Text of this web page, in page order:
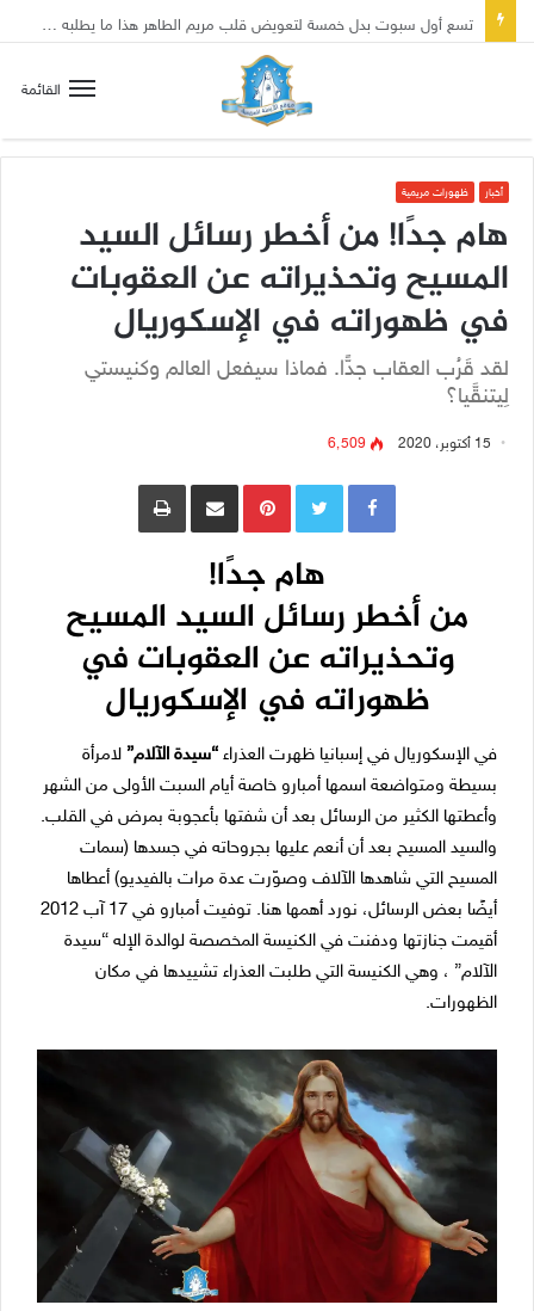
القائمة
أخبار ظهورات مريمية
هام جدًا! من أخطر رسائل السيد
المسيح وتحذيراته عن العقوبات
في ظهوراته في الإسكوريال
لقد قَرُب العقاب جدًّا. فماذا سيفعل العالم وكنيستي
لِيتنقَّيا؟
15 أكتوبر، 2020 6٬509
Pinterestمشاركة عبر البريد طباعة
هام جدًا!
من أخطر رسائل السيد المسيح
وتحذيراته عن العقوبات في
ظهوراته في الإسكوريال
في الإسكوريال في إسبانيا ظهرت العذراء “سيدة الآلام” لامرأة
بسيطة ومتواضعة اسمها أمبارو خاصة أيام السبت الأولى من الشهر
وأعطتها الكثير من الرسائل بعد أن شفتها بأعجوبة بمرض في القلب.
والسيد المسيح بعد أن أنعم عليها بجروحاته في جسدها (سمات
المسيح التي شاهدها الآلاف وصوّرت عدة مرات بالفيديو) أعطاها
أيضًا بعض الرسائل، نورد أهمها هنا. توفيت أمبارو في 17 آب 2012
أقيمت جنازتها ودفنت في الكنيسة المخصصة لوالدة الإله “سيدة
الآلام” ، وهي الكنيسة التي طلبت العذراء تشييدها في مكان
الظهورات.